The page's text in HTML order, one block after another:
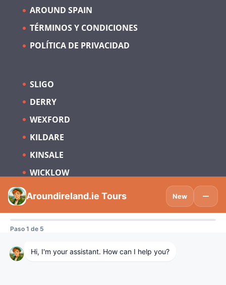
AROUND SPAIN
TÉRMINOS Y CONDICIONES
POLÍTICA DE PRIVACIDAD
SLIGO
DERRY
WEXFORD
KILDARE
KINSALE
WICKLOW
Suscríbete para estar al día sobre
Turismo en Irlanda y España.